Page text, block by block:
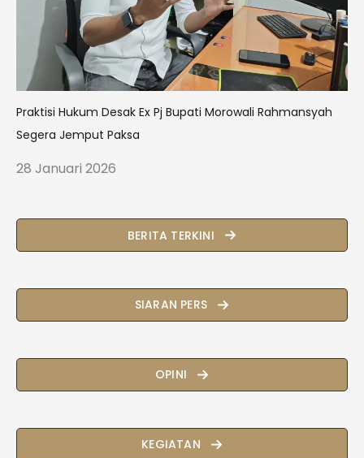
Praktisi Hukum Desak Ex Pj Bupati Morowali Rahmansyah
Segera Jemput Paksa
28 Januari 2026
BERITA TERKINI
SIARAN PERS
OPINI
KEGIATAN